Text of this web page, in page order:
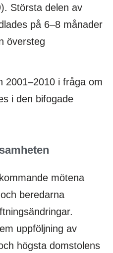
Största delen av
på 6–8 månader
översteg
2001–2010 i fråga om
i den bifogade
mötena
beredarna
uppföljning av
högsta domstolens